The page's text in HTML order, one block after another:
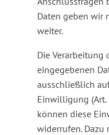
Daten geben wir
weiter.
Die Verarbeitung
eingegebenen
ausschließlich
Einwilligung (Art.
können diese
widerrufen. Dazu